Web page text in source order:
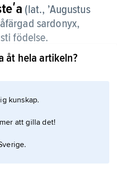
(lat., ’Augustus
sardonyx,
födelse.
som möjligen var kejsar
grekiske skulptören
i Kunsthistorisches
åt hela artikeln?
kunskap.
att gilla det!